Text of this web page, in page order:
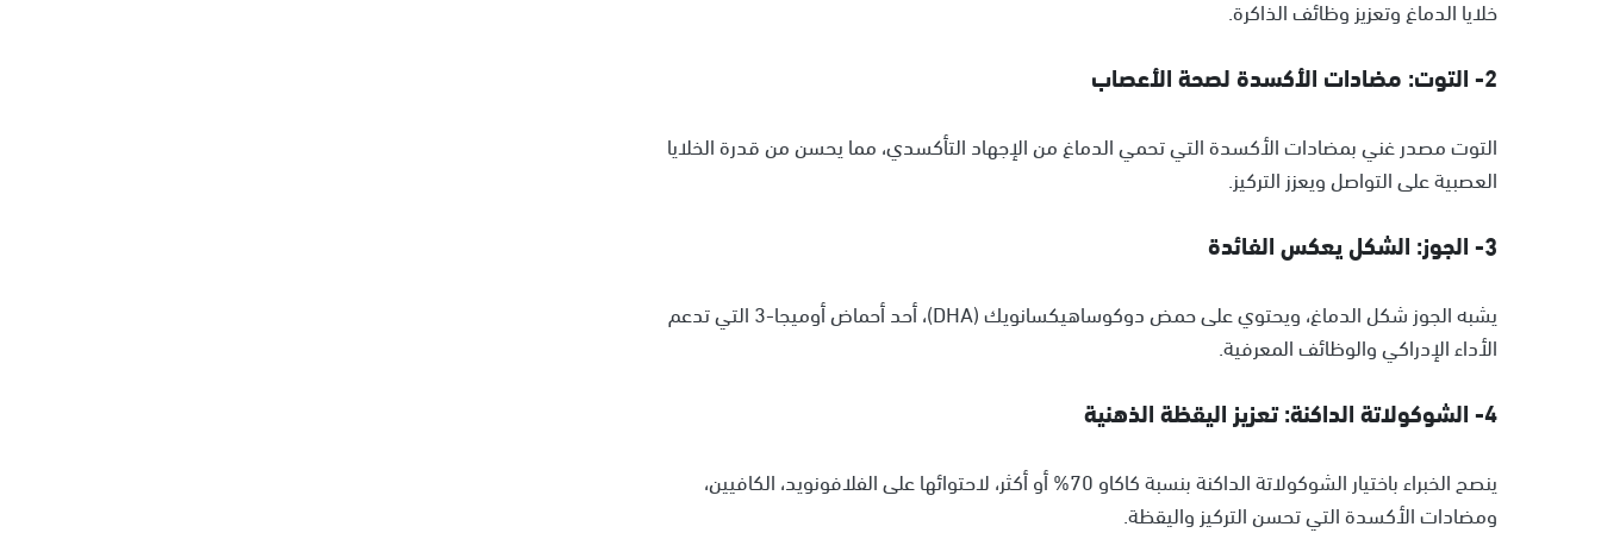
خلايا الدماغ وتعزيز وظائف الذاكرة.
2- التوت: مضادات الأكسدة لصحة الأعصاب
التوت مصدر غني بمضادات الأكسدة التي تحمي الدماغ من الإجهاد التأكسدي، مما يحسن من قدرة الخلايا
العصبية على التواصل ويعزز التركيز.
3- الجوز: الشكل يعكس الفائدة
يشبه الجوز شكل الدماغ، ويحتوي على حمض دوكوساهيكسانويك (DHA)، أحد أحماض أوميجا-3 التي تدعم
الأداء الإدراكي والوظائف المعرفية.
4- الشوكولاتة الداكنة: تعزيز اليقظة الذهنية
ينصح الخبراء باختيار الشوكولاتة الداكنة بنسبة كاكاو 70% أو أكثر، لاحتوائها على الفلافونويد، الكافيين،
ومضادات الأكسدة التي تحسن التركيز واليقظة.